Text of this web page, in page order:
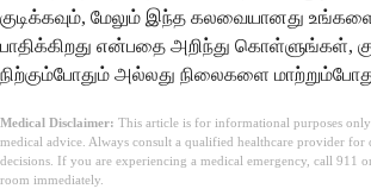
குடிக்கவும், மேலும் இந்த கலவையானது
பாதிக்கிறது என்பதை அறிந்து கொள்ளுங்கள்,
நிற்கும்போதும் அல்லது நிலைகளை
Medical Disclaimer: This article is for informational purposes
medical advice. Always consult a qualified healthcare provider for
decisions. If you are experiencing a medical emergency, call 911
room immediately.